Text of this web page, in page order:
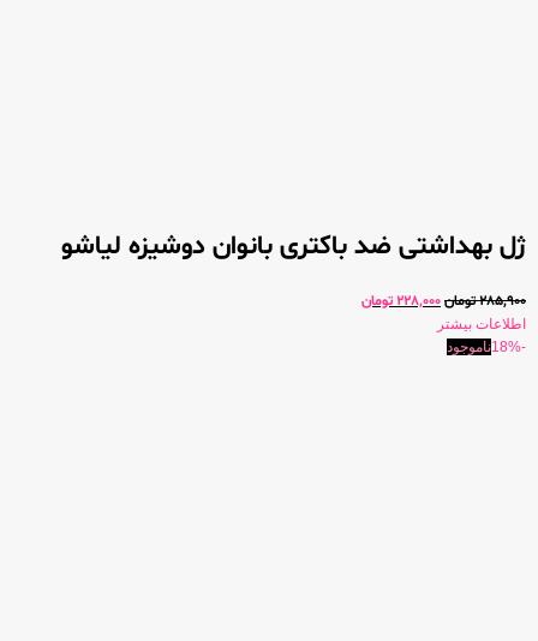
ژل بهداشتی ضد باکتری بانوان دوشیزه لیاشو
285,900تومان228,000 تومان
اطلاعات بیشتر
-18%
ناموجود